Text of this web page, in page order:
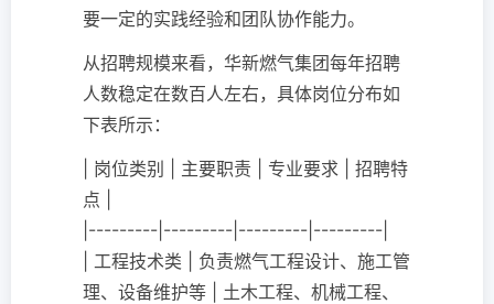
要一定的实践经验和团队协作能力。
从招聘规模来看，华新燃气集团每年招聘
人数稳定在数百人左右，具体岗位分布如
下表所示：
| 岗位类别 | 主要职责 | 专业要求 | 招聘特
点 |
|---------|---------|---------|---------|
| 工程技术类 | 负责燃气工程设计、施工管
理、设备维护等 | 土木工程、机械工程、